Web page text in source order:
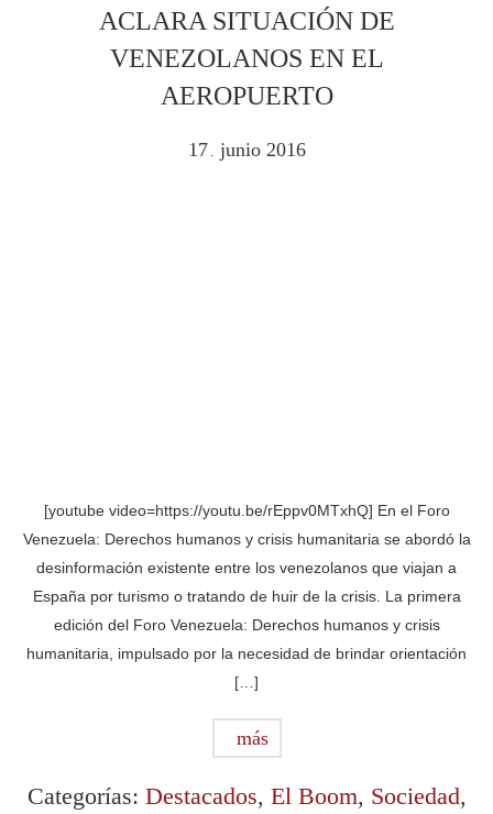
ACLARA SITUACIÓN DE
VENEZOLANOS EN EL
AEROPUERTO
17 . junio 2016
[youtube video=https://youtu.be/rEppv0MTxhQ] En el Foro
Venezuela: Derechos humanos y crisis humanitaria se abordó la
desinformación existente entre los venezolanos que viajan a
España por turismo o tratando de huir de la crisis. La primera
edición del Foro Venezuela: Derechos humanos y crisis
humanitaria, impulsado por la necesidad de brindar orientación
[…]
más
Categorías: Destacados, El Boom, Sociedad,